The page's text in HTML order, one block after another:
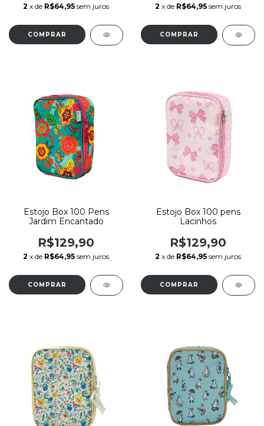
2 x de R$64,95 sem juros 2 x de R$64,95 sem juros
Estojo Box 100 Pens
Jardim Encantado
R$129,90
2 x de R$64,95 sem juros
Estojo Box 100 pens
Lacinhos
R$129,90
2 x de R$64,95 sem juros